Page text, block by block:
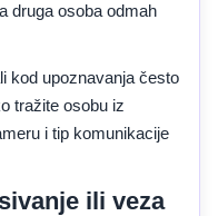
druga osoba odmah
kod upoznavanja često
tražite osobu iz
i tip komunikacije
ili veza